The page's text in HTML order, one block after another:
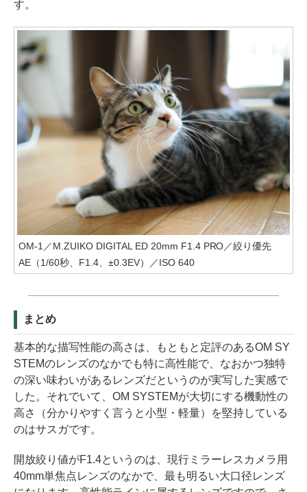
す。
OM-1／M.ZUIKO DIGITAL ED 20mm F1.4 PRO／絞り優先
AE（1/60秒、F1.4、±0.3EV）／ISO 640
まとめ
基本的な描写性能の高さは、もともと定評のあるOM SY
STEMのレンズのなかでも特に高性能で、なおかつ独特
の深い味わいがあるレンズだというのが実写した実感で
した。それでいて、OM SYSTEMが大切にする機動性の
高さ（分かりやすく言うと小型・軽量）を堅持している
のはサスガです。
開放絞り値がF1.4というのは、現行ミラーレスカメラ用
40mm単焦点レンズのなかで、最も明るい大口径レンズ